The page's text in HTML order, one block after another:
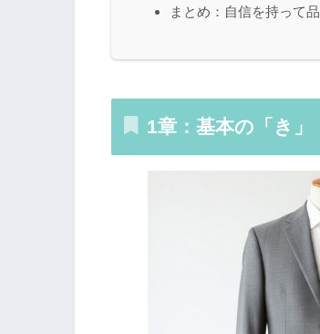
まとめ：自信を持って
1章：基本の「き